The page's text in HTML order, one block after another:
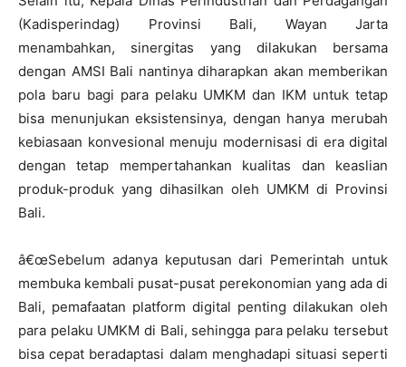
(Kadisperindag) Provinsi Bali, Wayan Jarta
menambahkan, sinergitas yang dilakukan bersama
dengan AMSI Bali nantinya diharapkan akan memberikan
pola baru bagi para pelaku UMKM dan IKM untuk tetap
bisa menunjukan eksistensinya, dengan hanya merubah
kebiasaan konvesional menuju modernisasi di era digital
dengan tetap mempertahankan kualitas dan keaslian
produk-produk yang dihasilkan oleh UMKM di Provinsi
Bali.
â€œSebelum adanya keputusan dari Pemerintah untuk
membuka kembali pusat-pusat perekonomian yang ada di
Bali, pemafaatan platform digital penting dilakukan oleh
para pelaku UMKM di Bali, sehingga para pelaku tersebut
bisa cepat beradaptasi dalam menghadapi situasi seperti